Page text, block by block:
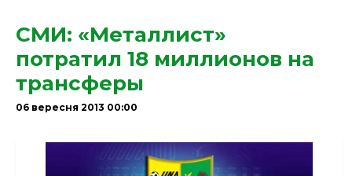
СМИ: «Металлист»
потратил 18 миллионов на
трансферы
06 вересня 2013 00:00